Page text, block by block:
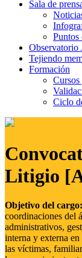
Sala de
Puntos
Observatorio
Tejiendo
Formación
Ciclo
Litigio
Objetivo del cargo:
coordinaciones del
administrativos,
interna y externa
las víctimas,